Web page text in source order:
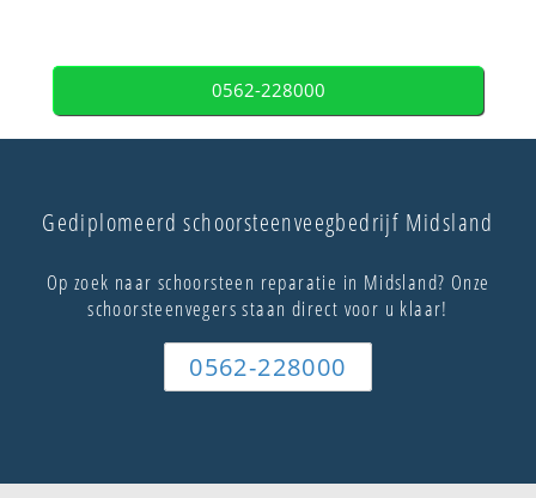
0562-228000
Gediplomeerd schoorsteenveegbedrijf Midsland
Op zoek naar schoorsteen reparatie in Midsland? Onze
schoorsteenvegers staan direct voor u klaar!
0562-228000